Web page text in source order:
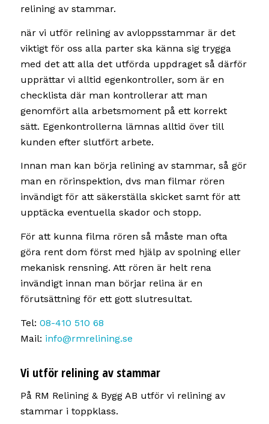
relining av stammar.
när vi utför relining av avloppsstammar är det
viktigt för oss alla parter ska känna sig trygga
med det att alla det utförda uppdraget så därför
upprättar vi alltid egenkontroller, som är en
checklista där man kontrollerar att man
genomfört alla arbetsmoment på ett korrekt
sätt. Egenkontrollerna lämnas alltid över till
kunden efter slutfört arbete.
Innan man kan börja relining av stammar, så gör
man en rörinspektion, dvs man filmar rören
invändigt för att säkerställa skicket samt för att
upptäcka eventuella skador och stopp.
För att kunna filma rören så måste man ofta
göra rent dom först med hjälp av spolning eller
mekanisk rensning. Att rören är helt rena
invändigt innan man börjar relina är en
förutsättning för ett gott slutresultat.
Tel: 08-410 510 68
Mail: info@rmrelining.se
Vi utför relining av stammar
På RM Relining & Bygg AB utför vi relining av
stammar i toppklass.